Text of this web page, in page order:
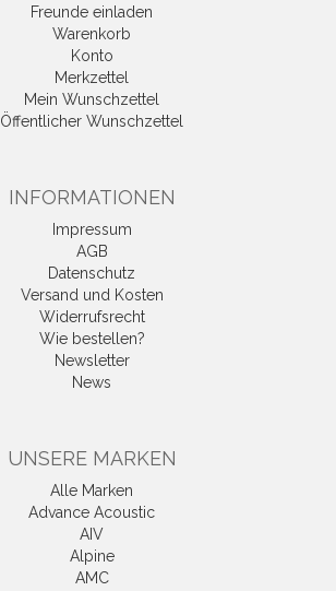
Freunde einladen
Warenkorb
Konto
Merkzettel
Mein Wunschzettel
Öffentlicher Wunschzettel
INFORMATIONEN
Impressum
AGB
Datenschutz
Versand und Kosten
Widerrufsrecht
Wie bestellen?
Newsletter
News
UNSERE MARKEN
Alle Marken
Advance Acoustic
AIV
Alpine
AMC